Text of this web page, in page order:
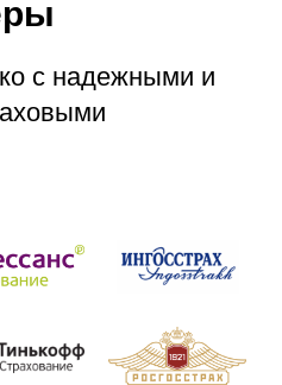
с надежными и